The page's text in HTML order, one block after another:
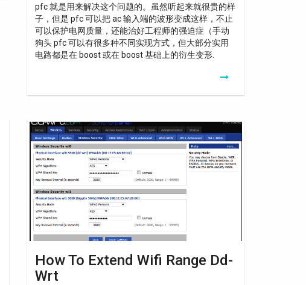
pfc 就是用来解决这个问题的。虽然听起来就很贵的样
子，但是 pfc 可以把 ac 输入端的波形变成这样，不止
可以保护电网质量，还能治好工程师的强迫症（手动
狗头 pfc 可以有很多种不同实现方式，但大部分实用
电路都是在 boost 或在 boost 基础上的衍生变形.
How To Extend Wifi Range Dd-
Wrt
How
To
Extend
Wifi
Range
Dd-
Wrt